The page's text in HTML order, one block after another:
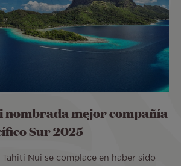
mejor compañía
Sur 2025
Tahiti Nui se complace en haber sido